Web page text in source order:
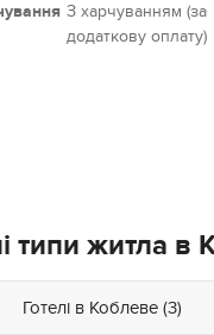
З харчуванням (за
додаткову оплату)
типи житла в
Готелі в Коблеве (3)